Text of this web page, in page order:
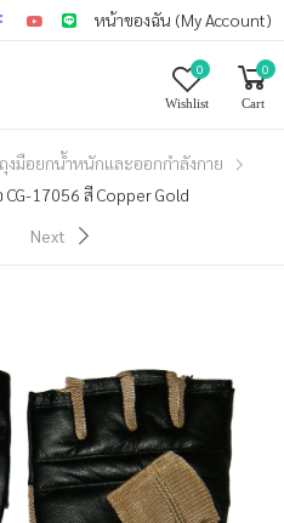
หน้าของฉัน (My Account)
0
Wishlist
0
Cart
ถุงมือยกน้ำหนักและออกกำลังกาย
17056 สี Copper Gold
Next